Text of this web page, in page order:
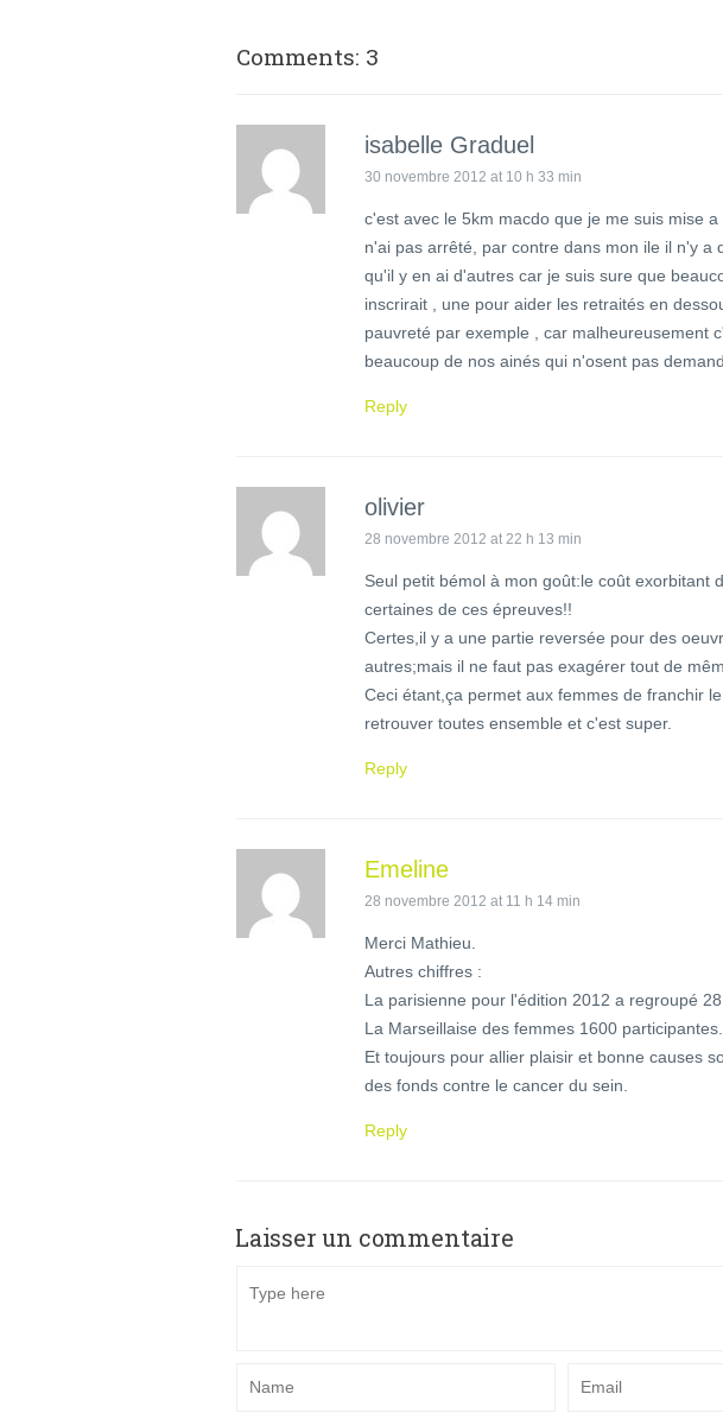
Comments: 3
isabelle Graduel
30 novembre 2012 at 10 h 33 min
c'est avec le 5km macdo que je me suis mise
n'ai pas arrêté, par contre dans mon ile il n'y a
qu'il y en ai d'autres car je suis sure que
inscrirait , une pour aider les retraités en
pauvreté par exemple , car malheureusement
beaucoup de nos ainés qui n'osent pas
Reply
olivier
28 novembre 2012 at 22 h 13 min
Seul petit bémol à mon goût:le coût exorbitant
certaines de ces épreuves!!
Certes,il y a une partie reversée pour des
autres;mais il ne faut pas exagérer tout de
Ceci étant,ça permet aux femmes de franchir
retrouver toutes ensemble et c'est super.
Reply
Emeline
28 novembre 2012 at 11 h 14 min
Merci Mathieu.
Autres chiffres :
La parisienne pour l'édition 2012 a regroupé 28
La Marseillaise des femmes 1600 participantes...
Et toujours pour allier plaisir et bonne causes
des fonds contre le cancer du sein.
Reply
Laisser un commentaire